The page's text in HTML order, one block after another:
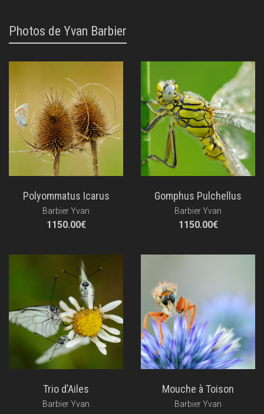
Photos de Yvan Barbier
Polyommatus Icarus
Barbier Yvan
1150.00€
Gomphus Pulchellus
Barbier Yvan
1150.00€
Trio d’Ailes
Barbier Yvan
Mouche à Toison
Barbier Yvan